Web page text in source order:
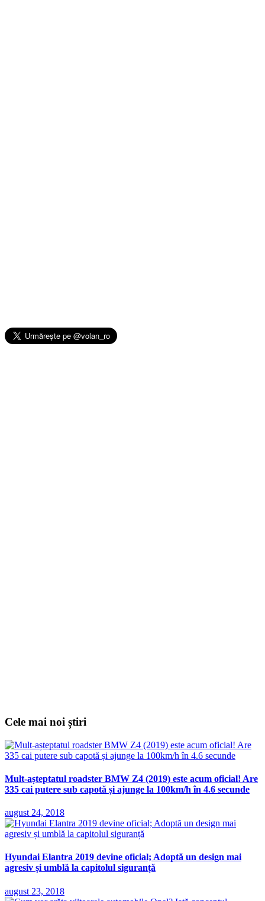
Cele mai noi știri
Mult-așteptatul roadster BMW Z4 (2019) este acum oficial! Are
335 cai putere sub capotă și ajunge la 100km/h în 4.6 secunde
august 24, 2018
Hyundai Elantra 2019 devine oficial; Adoptă un design mai
agresiv și umblă la capitolul siguranță
august 23, 2018